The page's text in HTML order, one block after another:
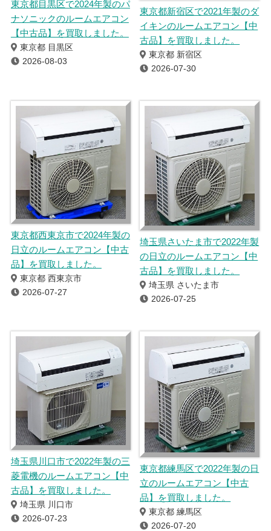
東京都目黒区で2024年製のパ
ナソニックのルームエアコン
【中古品】を買取しました。
東京都 目黒区
2026-08-03
東京都新宿区で2021年製のダ
イキンのルームエアコン【中
古品】を買取しました。
東京都 新宿区
2026-07-30
東京都西東京市で2024年製の
日立のルームエアコン【中古
品】を買取しました。
東京都 西東京市
2026-07-27
埼玉県さいたま市で2022年製
の日立のルームエアコン【中
古品】を買取しました。
埼玉県 さいたま市
2026-07-25
埼玉県川口市で2022年製の三
菱電機のルームエアコン【中
古品】を買取しました。
埼玉県 川口市
2026-07-23
東京都練馬区で2022年製の日
立のルームエアコン【中古
品】を買取しました。
東京都 練馬区
2026-07-20